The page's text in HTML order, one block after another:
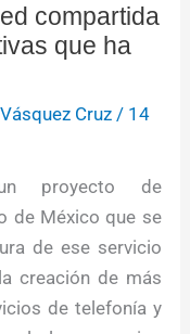
compartida
que ha
Cruz / 14
proyecto de
de México que se
de ese servicio
creación de más
de telefonía y